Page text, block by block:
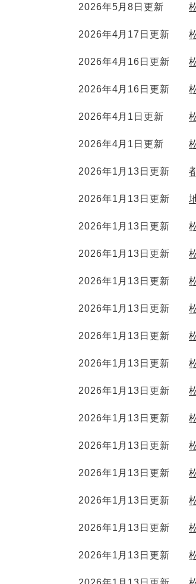
2026年5月8日更新
2026年4月17日更新
2026年4月16日更新
2026年4月16日更新
2026年4月1日更新
2026年4月1日更新
2026年1月13日更新
2026年1月13日更新
2026年1月13日更新
2026年1月13日更新
2026年1月13日更新
2026年1月13日更新
2026年1月13日更新
2026年1月13日更新
2026年1月13日更新
2026年1月13日更新
2026年1月13日更新
2026年1月13日更新
2026年1月13日更新
2026年1月13日更新
2026年1月13日更新